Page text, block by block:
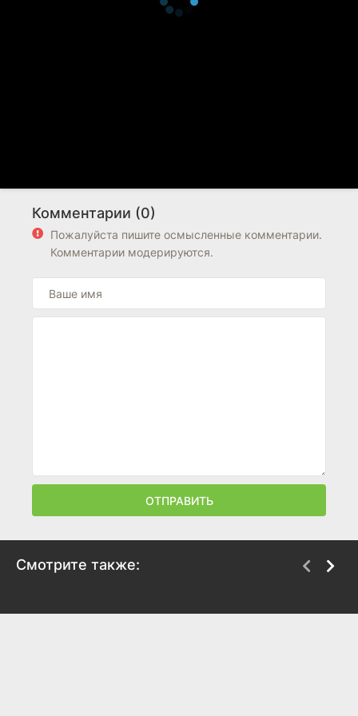
Комментарии (0)
Пожалуйста пишите осмысленные комментарии.
Комментарии модерируются.
ОТПРАВИТЬ
Смотрите также: